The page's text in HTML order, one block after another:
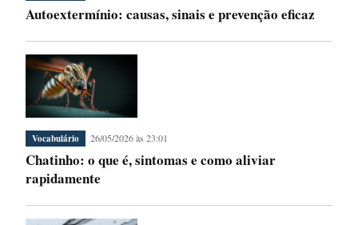
Autoextermínio: causas, sinais e prevenção eficaz
Vocabulário 26/05/2026 às 23:01
Chatinho: o que é, sintomas e como aliviar
rapidamente